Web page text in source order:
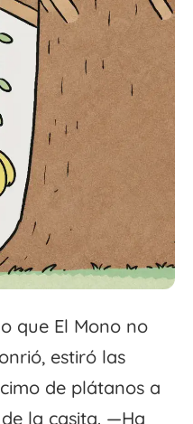
que El Mono no
estiró las
de plátanos a
la casita. —Ha